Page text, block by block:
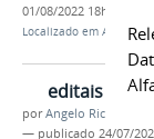
01/08/2022 18h53
Localizado em Assuntos
editais
porAngelo Ricardo
— publicado 24/07/